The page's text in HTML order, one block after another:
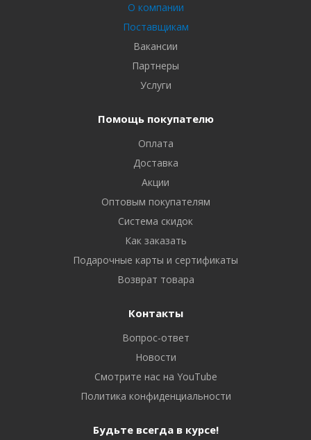
О компании
Поставщикам
Вакансии
Партнеры
Услуги
Помощь покупателю
Оплата
Доставка
Акции
Оптовым покупателям
Система скидок
Как заказать
Подарочные карты и сертификаты
Возврат товара
Контакты
Вопрос-ответ
Новости
Смотрите нас на YouTube
Политика конфиденциальности
Будьте всегда в курсе!